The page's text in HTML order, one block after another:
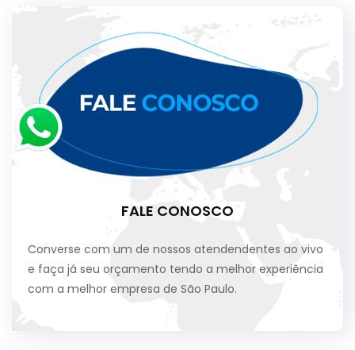
FALE CONOSCO
Converse com um de nossos atendendentes ao vivo
e faça já seu orçamento tendo a melhor experiência
com a melhor empresa de São Paulo.